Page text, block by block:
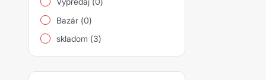
siawat
Ostatní
Bazár (0)
skladom (3)